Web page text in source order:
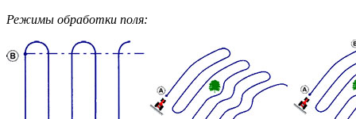
Режимы обработки поля: